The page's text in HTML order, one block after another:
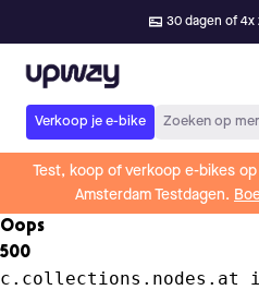
30 dagen of 4x
Upway
Verkoop je e-bike Zoeken op
Test, koop of verkoop e-bikes
Amsterdam Testdagen.
Oops
500
c.collections.nodes.at